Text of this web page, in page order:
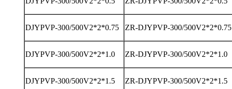
DJYPVP-300/500V2*2*0.75 ZR-DJYPVP-300/500V2*2*0.75
DJYPVP-300/500V2*2*1.0 ZR-DJYPVP-300/500V2*2*1.0
DJYPVP-300/500V2*2*1.5 ZR-DJYPVP-300/500V2*2*1.5